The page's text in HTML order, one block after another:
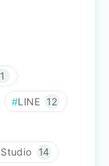
1
LINE 12
14